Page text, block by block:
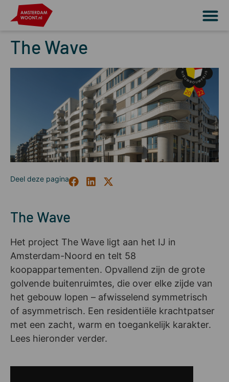
The Wave
The Wave
Het project The Wave ligt aan het IJ in
Amsterdam-Noord en telt 58
koopappartementen. Opvallend zijn de grote
golvende buitenruimtes, die over elke zijde van
het gebouw lopen – afwisselend symmetrisch
of asymmetrisch. Een residentiële krachtpatser
met een zacht, warm en toegankelijk karakter.
Lees hieronder verder.